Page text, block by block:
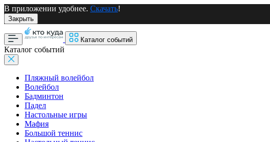
В приложении удобнее. Скачать!
Закрыть
Каталог событий
Каталог событий
Пляжный волейбол
Волейбол
Бадминтон
Падел
Настольные игры
Мафия
Большой теннис